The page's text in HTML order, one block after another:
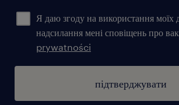
Я даю згоду на використання моїх
надсилання мені сповіщень про
prywatności
підтверджувати